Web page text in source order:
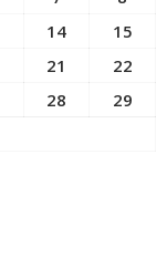
14
15
21
22
28
29